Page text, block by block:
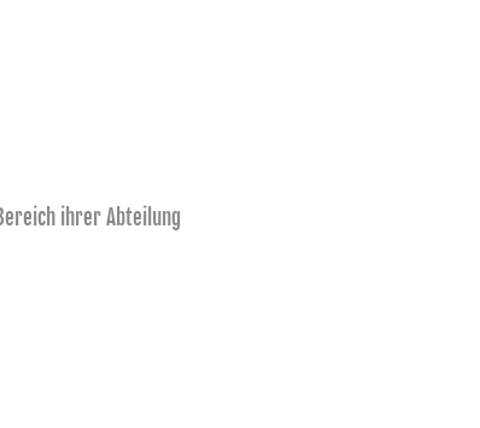
ihrer Abteilung